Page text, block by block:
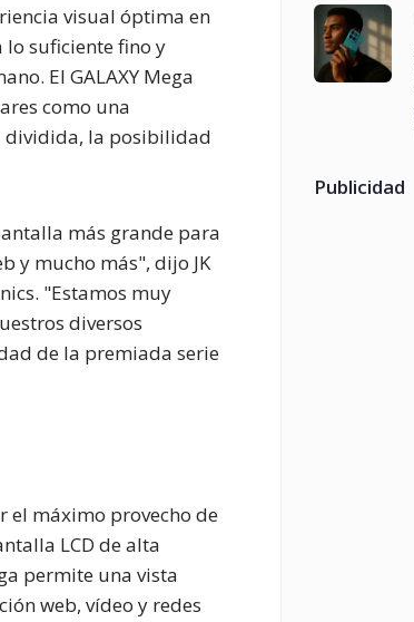
visual óptima en
suficiente fino y
El GALAXY Mega
como una
dividida, la posibilidad
más grande para
y mucho más", dijo JK
"Estamos muy
diversos
de la premiada serie
el máximo provecho de
LCD de alta
permite una vista
web, vídeo y redes
Publicidad